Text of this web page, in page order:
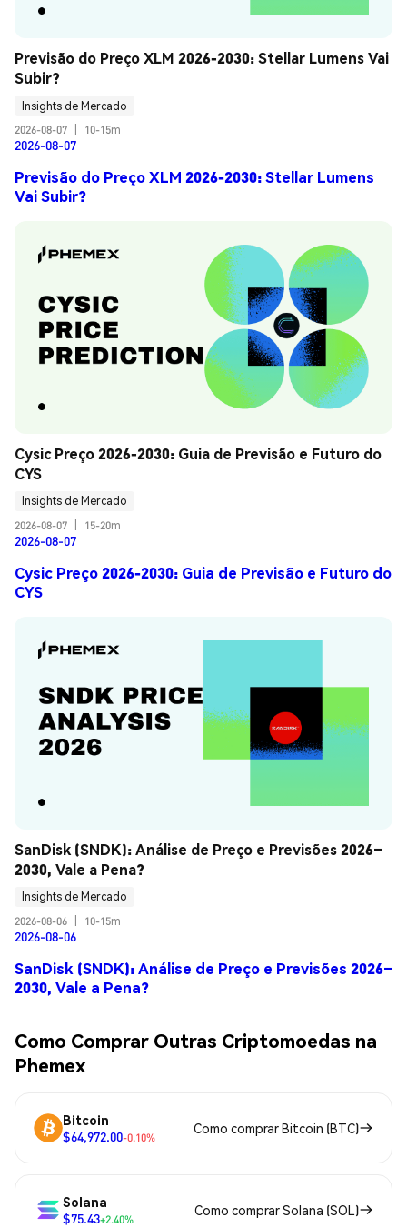
Previsão do Preço XLM 2026-2030: Stellar Lumens Vai
Subir?
Insights de Mercado
2026-08-07
10-15m
2026-08-07
Previsão do Preço XLM 2026-2030: Stellar Lumens
Vai Subir?
Cysic Preço 2026-2030: Guia de Previsão e Futuro do
CYS
Insights de Mercado
2026-08-07
15-20m
2026-08-07
Cysic Preço 2026-2030: Guia de Previsão e Futuro do
CYS
SanDisk (SNDK): Análise de Preço e Previsões 2026–
2030, Vale a Pena?
Insights de Mercado
2026-08-06
10-15m
2026-08-06
SanDisk (SNDK): Análise de Preço e Previsões 2026–
2030, Vale a Pena?
Como Comprar Outras Criptomoedas na
Phemex
Bitcoin
$64,972.00-0.10%
Como comprar Bitcoin (BTC)
Solana
$75.43+2.40%
Como comprar Solana (SOL)